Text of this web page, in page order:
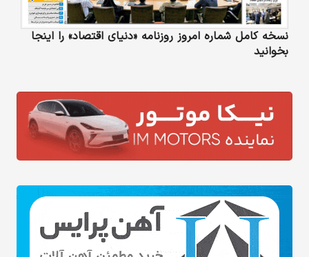
نسخه کامل شماره امروز روزنامه «دنیای‌ اقتصاد» را اینجا
بخوانید